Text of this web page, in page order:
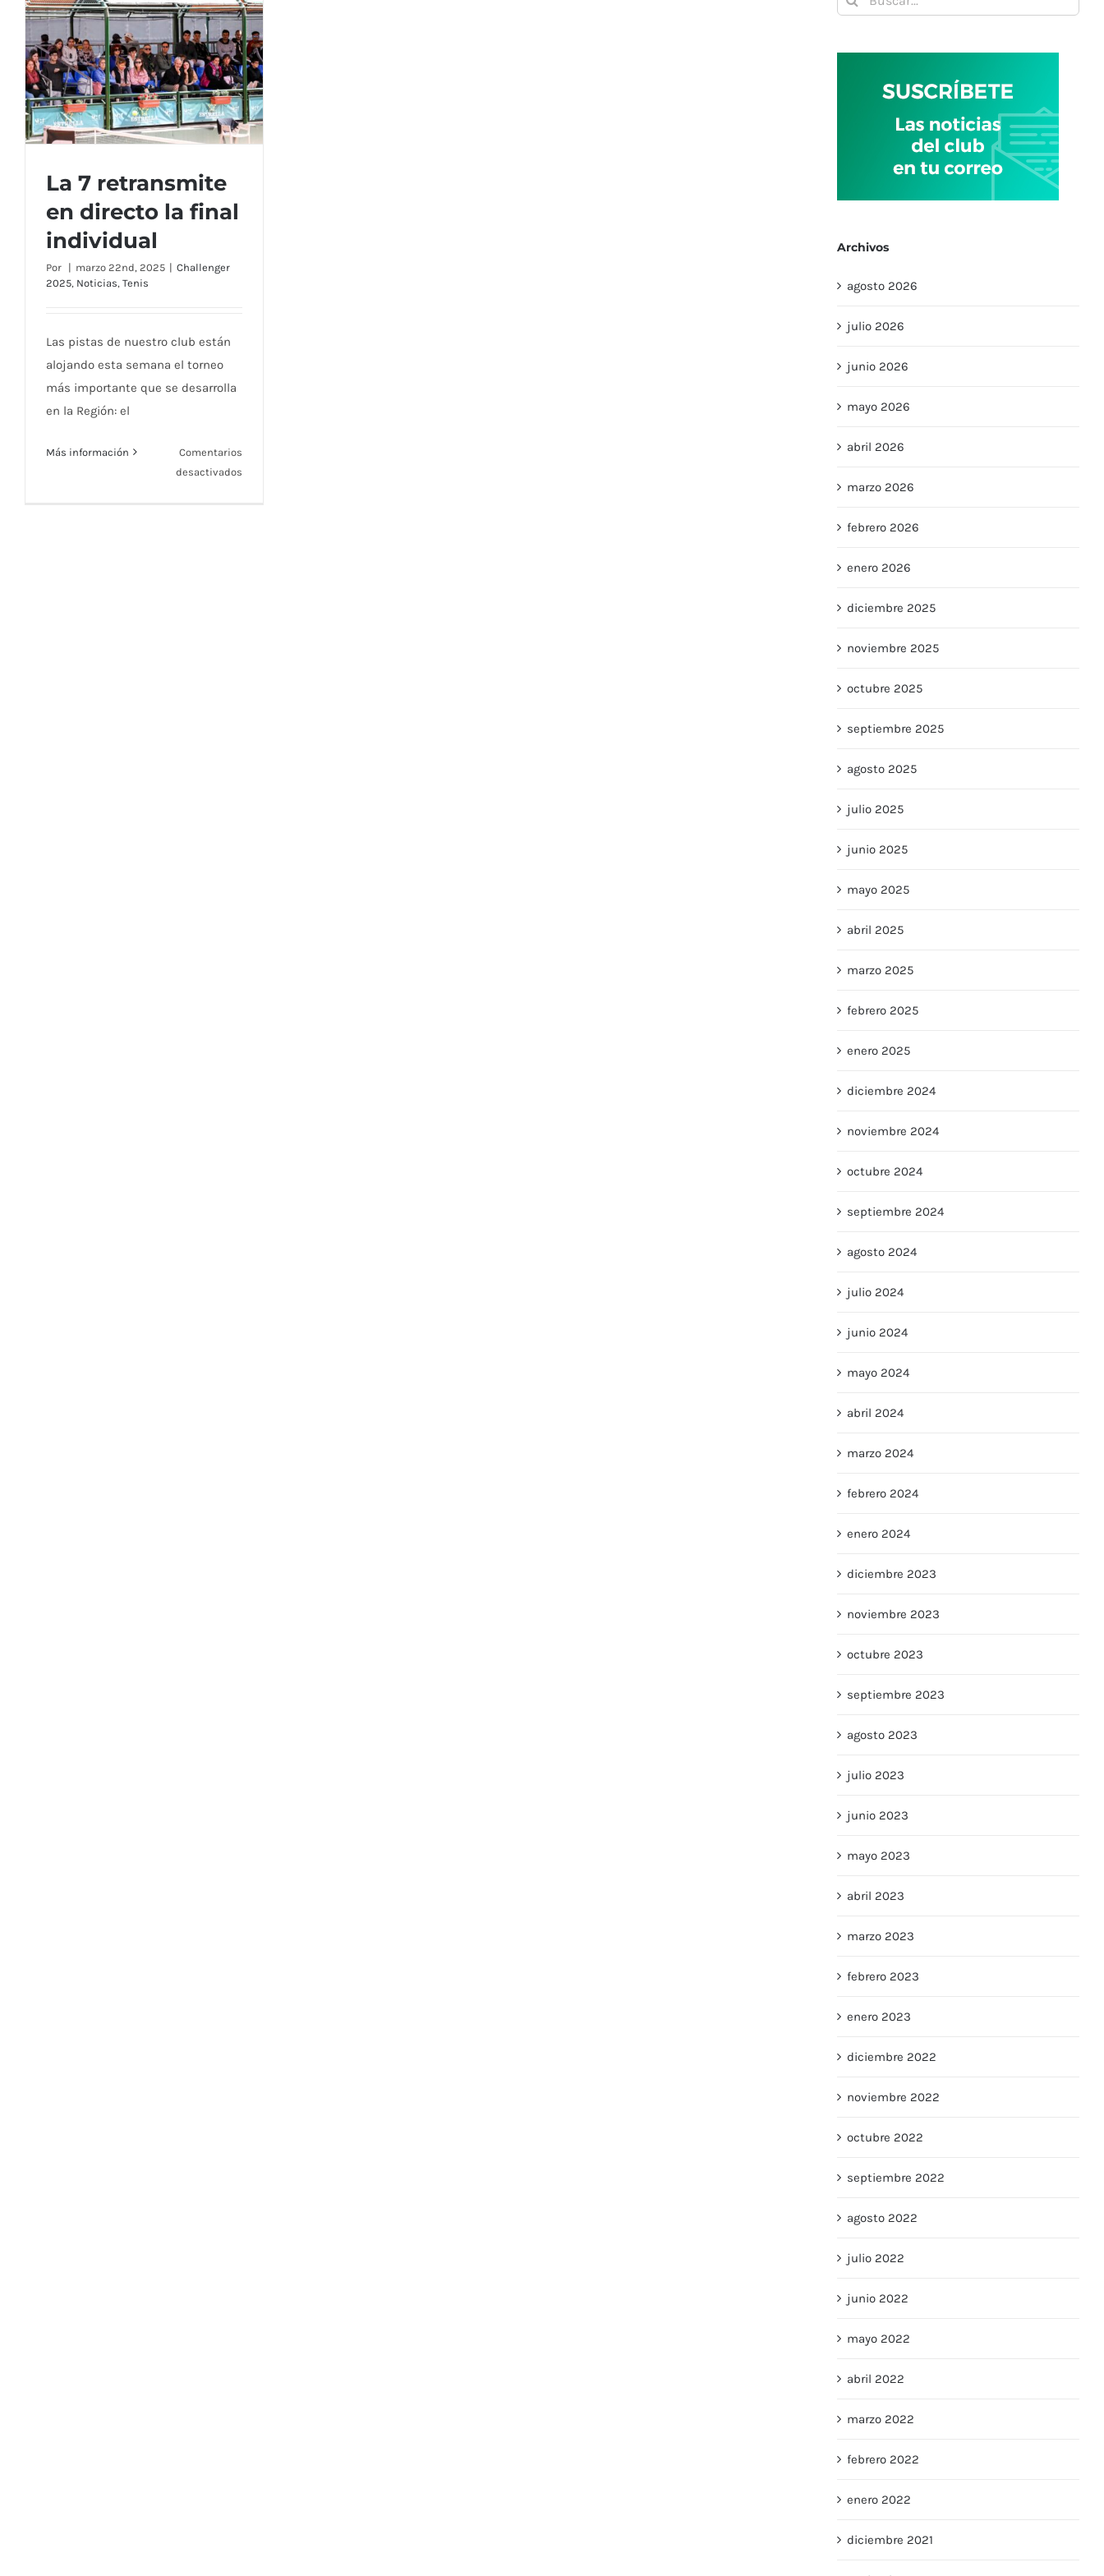
La 7 retransmite en directo la
final individual
La 7 retransmite
en directo la final
individual
Por | marzo 22nd, 2025 | Challenger
2025, Noticias, Tenis
Las pistas de nuestro club están
alojando esta semana el torneo
más importante que se desarrolla
en la Región: el
Más información
Comentarios
desactivadosen
Archivos
agosto 2026
julio 2026
junio 2026
mayo 2026
abril 2026
marzo 2026
febrero 2026
enero 2026
diciembre 2025
noviembre 2025
octubre 2025
septiembre 2025
agosto 2025
julio 2025
junio 2025
mayo 2025
abril 2025
marzo 2025
febrero 2025
enero 2025
diciembre 2024
noviembre 2024
octubre 2024
septiembre 2024
agosto 2024
julio 2024
junio 2024
mayo 2024
abril 2024
marzo 2024
febrero 2024
enero 2024
diciembre 2023
noviembre 2023
octubre 2023
septiembre 2023
agosto 2023
julio 2023
junio 2023
mayo 2023
abril 2023
marzo 2023
febrero 2023
enero 2023
diciembre 2022
noviembre 2022
octubre 2022
septiembre 2022
agosto 2022
julio 2022
junio 2022
mayo 2022
abril 2022
marzo 2022
febrero 2022
enero 2022
diciembre 2021